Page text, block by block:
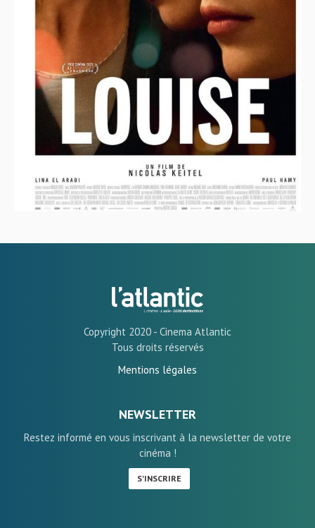
Copyright 2020 - Cinema Atlantic
Tous droits réservés
Mentions légales
NEWSLETTER
Restez informé en vous inscrivant à la newsletter de votre
cinéma !
S'INSCRIRE